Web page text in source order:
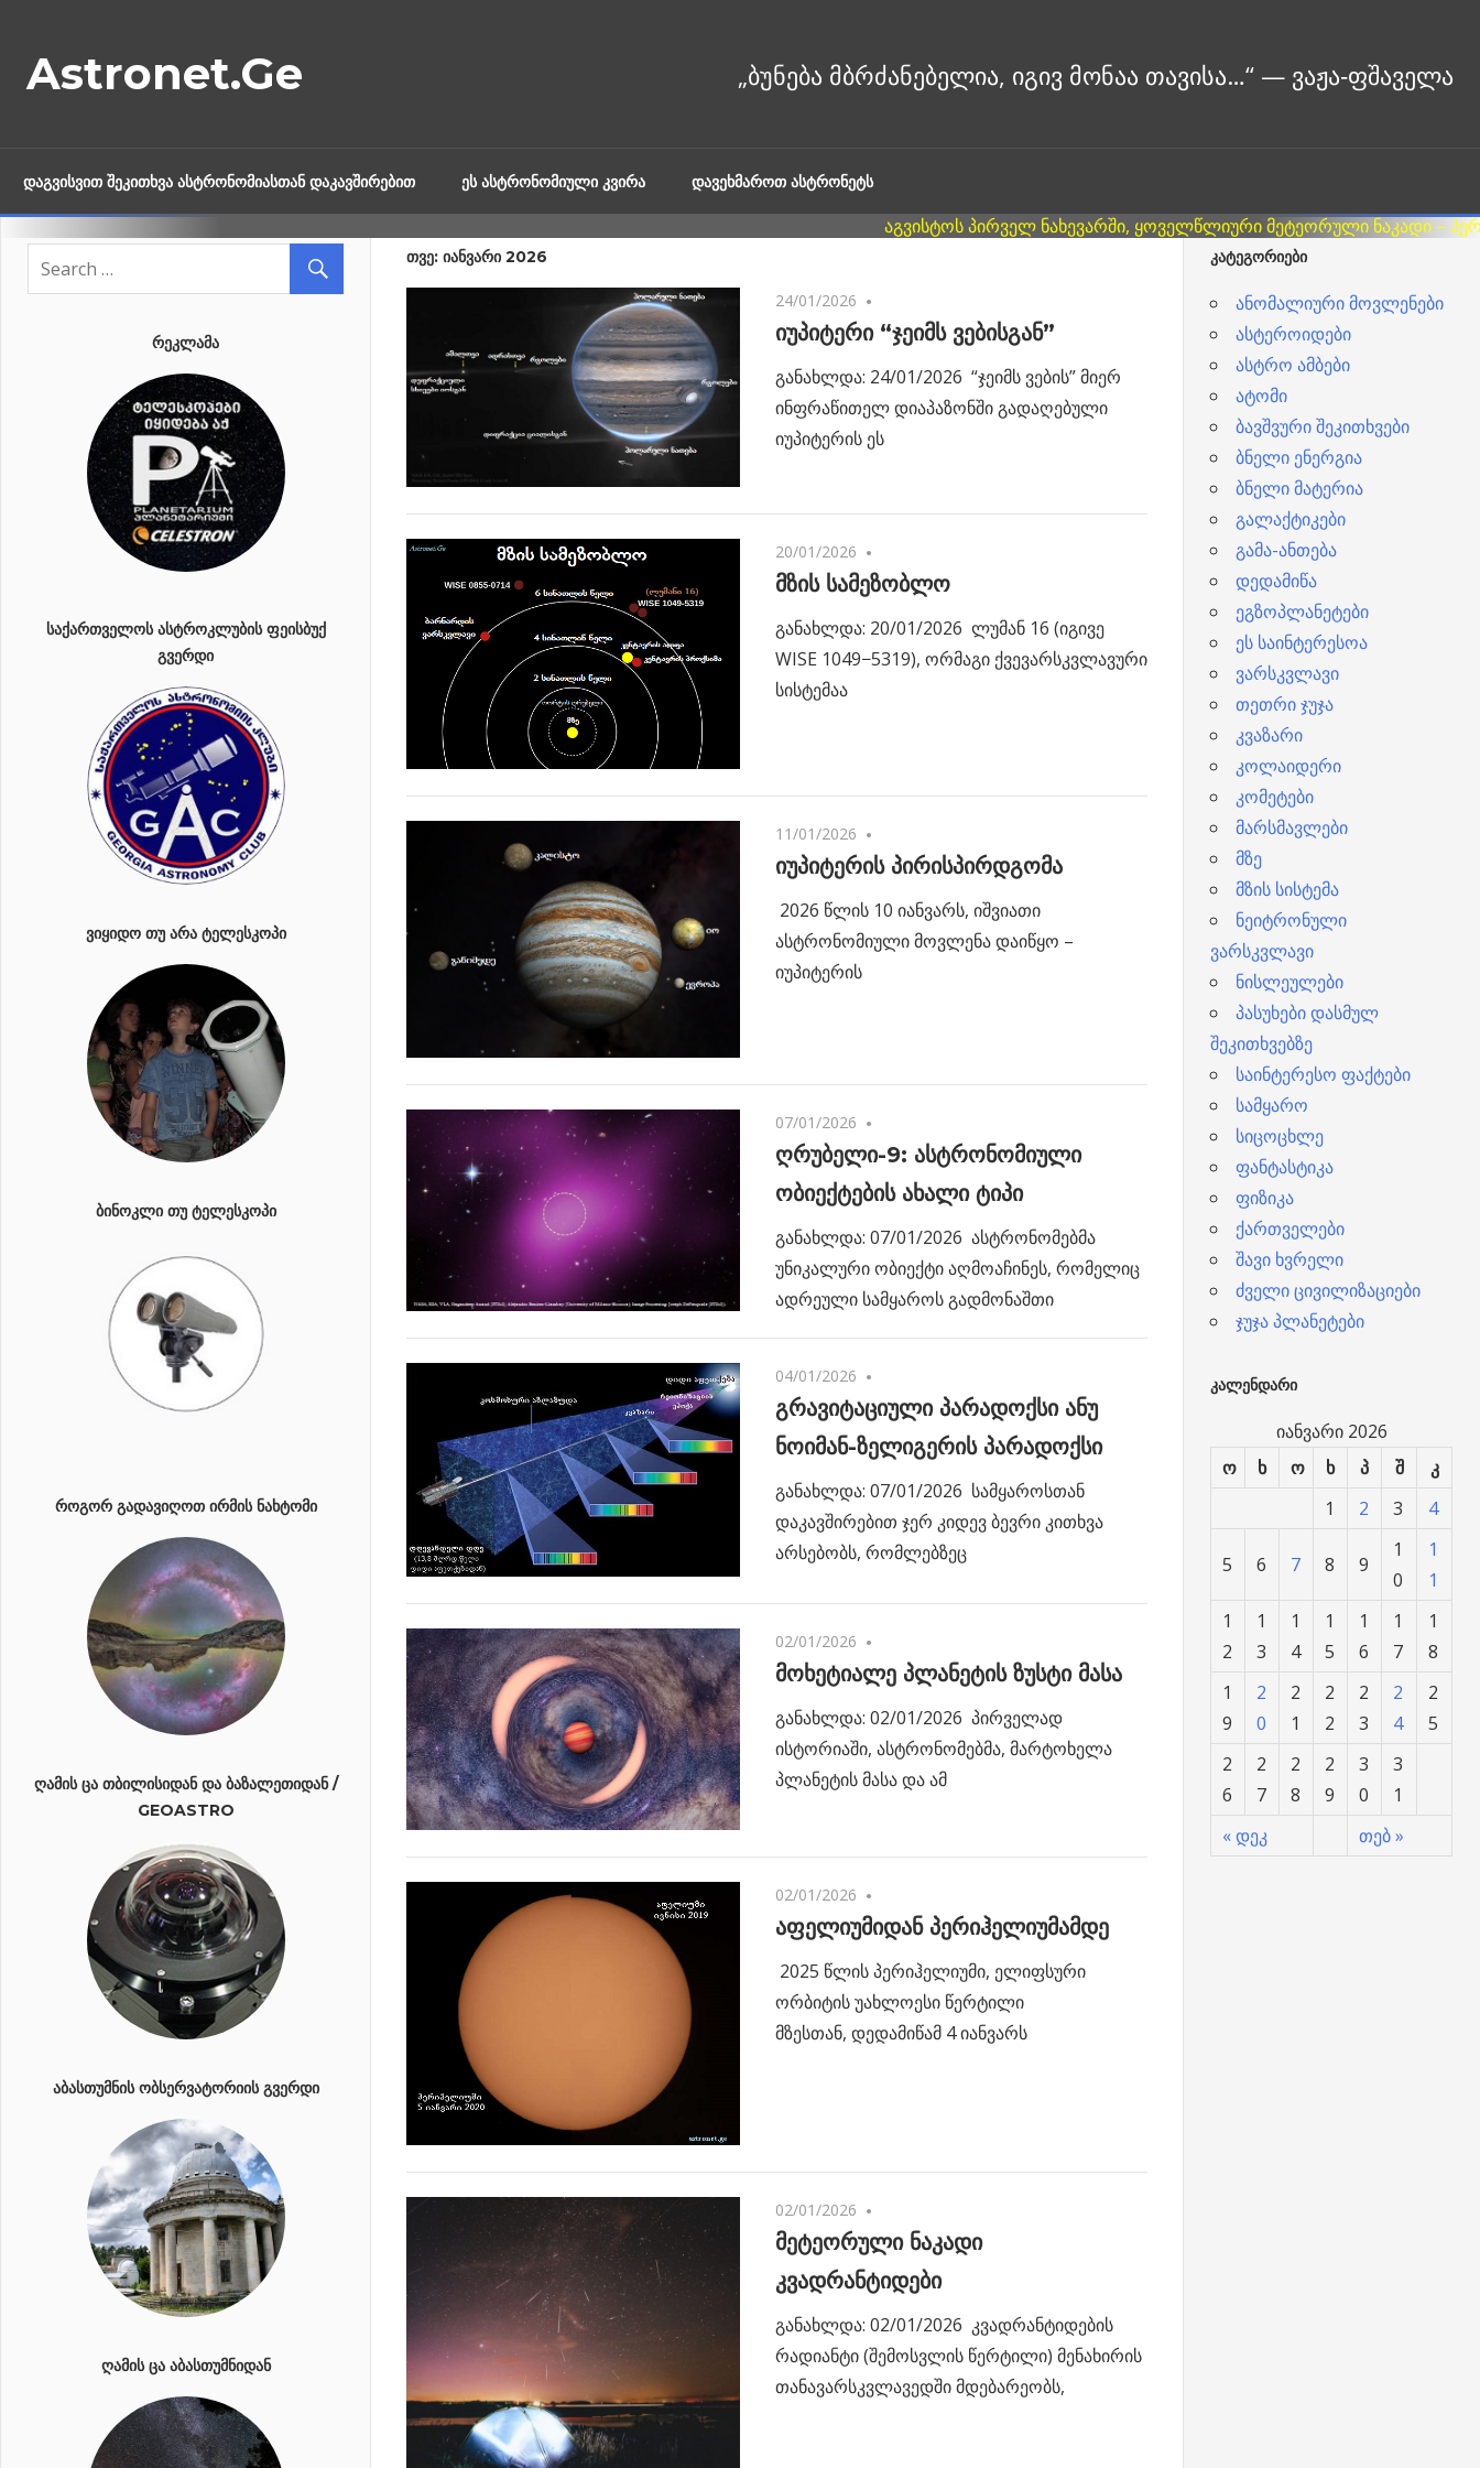
content
Astronet.Ge
ᲓᲐᲒᲕᲘᲡᲕᲘᲗ ᲨᲔᲙᲘᲗᲮᲕᲐ ᲐᲡᲢᲠᲝᲜᲝᲛᲘᲐᲡᲗᲐᲜ ᲓᲐᲙᲐᲕᲨᲘᲠᲔᲑᲘᲗ ᲔᲡ ᲐᲡᲢᲠᲝᲜᲝᲛᲘᲣᲚᲘ ᲙᲕᲘᲠᲐ ᲓᲐᲕᲔᲮᲛᲐᲠᲝᲗ ᲐᲡᲢᲠᲝᲜᲔᲢᲡ
ᲗᲕᲔ: ᲘᲐᲜᲕᲐᲠᲘ 2026
24/01/2026
იუპიტერი “ჯეიმს ვებისგან”
განახლდა: 24/01/2026 “ჯეიმს ვების” მიერ
ინფრაწითელ დიაპაზონში გადაღებული
იუპიტერის ეს
20/01/2026
მზის სამეზობლო
განახლდა: 20/01/2026 ლუმან 16 (იგივე
WISE 1049−5319), ორმაგი ქვევარსკვლავური
სისტემაა
11/01/2026
იუპიტერის პირისპირდგომა
2026 წლის 10 იანვარს, იშვიათი
ასტრონომიული მოვლენა დაიწყო –
იუპიტერის
07/01/2026
ღრუბელი-9: ასტრონომიული
ობიექტების ახალი ტიპი
განახლდა: 07/01/2026 ასტრონომებმა
უნიკალური ობიექტი აღმოაჩინეს, რომელიც
ადრეული სამყაროს გადმონაშთი
04/01/2026
გრავიტაციული პარადოქსი ანუ
ნოიმან-ზელიგერის პარადოქსი
განახლდა: 07/01/2026 სამყაროსთან
დაკავშირებით ჯერ კიდევ ბევრი კითხვა
არსებობს, რომლებზეც
02/01/2026
მოხეტიალე პლანეტის ზუსტი მასა
განახლდა: 02/01/2026 პირველად
ისტორიაში, ასტრონომებმა, მარტოხელა
პლანეტის მასა და ამ
02/01/2026
აფელიუმიდან პერიჰელიუმამდე
2025 წლის პერიჰელიუმი, ელიფსური
ორბიტის უახლოესი წერტილი
მზესთან, დედამიწამ 4 იანვარს
02/01/2026
მეტეორული ნაკადი
კვადრანტიდები
განახლდა: 02/01/2026 კვადრანტიდების
რადიანტი (შემოსვლის წერტილი) მენახირის
თანავარსკვლავედში მდებარეობს,
ᲠᲔᲙᲚᲐᲛᲐ
ᲡᲐᲥᲐᲠᲗᲕᲔᲚᲝᲡ ᲐᲡᲢᲠᲝᲙᲚᲣᲑᲘᲡ ᲤᲔᲘᲡᲑᲣᲥ
ᲒᲕᲔᲠᲓᲘ
ᲕᲘᲧᲘᲓᲝ ᲗᲣ ᲐᲠᲐ ᲢᲔᲚᲔᲡᲙᲝᲞᲘ
ᲑᲘᲜᲝᲙᲚᲘ ᲗᲣ ᲢᲔᲚᲔᲡᲙᲝᲞᲘ
ᲠᲝᲒᲝᲠ ᲒᲐᲓᲐᲕᲘᲦᲝᲗ ᲘᲠᲛᲘᲡ ᲜᲐᲮᲢᲝᲛᲘ
ᲦᲐᲛᲘᲡ ᲪᲐ ᲗᲑᲘᲚᲘᲡᲘᲓᲐᲜ ᲓᲐ ᲑᲐᲖᲐᲚᲔᲗᲘᲓᲐᲜ /
GEOASTRO
ᲐᲑᲐᲡᲗᲣᲛᲜᲘᲡ ᲝᲑᲡᲔᲠᲕᲐᲢᲝᲠᲘᲘᲡ ᲒᲕᲔᲠᲓᲘ
ᲦᲐᲛᲘᲡ ᲪᲐ ᲐᲑᲐᲡᲗᲣᲛᲜᲘᲓᲐᲜ
ᲙᲐᲢᲔᲒᲝᲠᲘᲔᲑᲘ
ანომალიური მოვლენები
ასტეროიდები
ასტრო ამბები
ატომი
ბავშვური შეკითხვები
ბნელი ენერგია
ბნელი მატერია
გალაქტიკები
გამა-ანთება
დედამიწა
ეგზოპლანეტები
ეს საინტერესოა
ვარსკვლავი
თეთრი ჯუჯა
კვაზარი
კოლაიდერი
კომეტები
მარსმავლები
მზე
მზის სისტემა
ნეიტრონული
ვარსკვლავი
ნისლეულები
პასუხები დასმულ
შეკითხვებზე
საინტერესო ფაქტები
სამყარო
სიცოცხლე
ფანტასტიკა
ფიზიკა
ქართველები
შავი ხვრელი
ძველი ცივილიზაციები
ჯუჯა პლანეტები
ᲙᲐᲚᲔᲜᲓᲐᲠᲘ
იანვარი 2026
ო
ხ ო ხ პ შ კ
« დეკ თებ »
1 2 3 4
5 6 7 8 9
1
0
1
1
1
2
1
3
1
4
1
5
1
6
1
7
1
8
1
9
2
0
2
1
2
2
2
3
2
4
2
5
2
6
2
7
2
8
2
9
3
0
3
1